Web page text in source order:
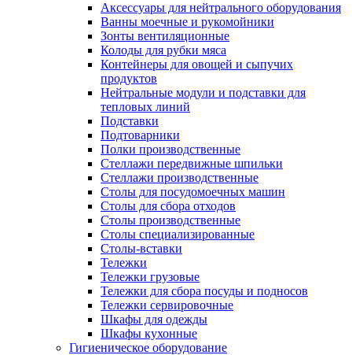
Аксессуары для нейтрального оборудования
Ванны моечные и рукомойники
Зонты вентиляционные
Колоды для рубки мяса
Контейнеры для овощей и сыпучих
продуктов
Нейтральные модули и подставки для
тепловых линий
Подставки
Подтоварники
Полки производственные
Стеллажи передвижные шпильки
Стеллажи производственные
Столы для посудомоечных машин
Столы для сбора отходов
Столы производственные
Столы специализированные
Столы-вставки
Тележки
Тележки грузовые
Тележки для сбора посуды и подносов
Тележки сервировочные
Шкафы для одежды
Шкафы кухонные
Гигиеническое оборудование